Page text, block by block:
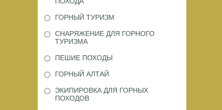
ГОРНЫЙ ТУРИЗМ
СНАРЯЖЕНИЕ ДЛЯ ГОРНОГО
ТУРИЗМА
ПЕШИЕ ПОХОДЫ
ГОРНЫЙ АЛТАЙ
ЭКИПИРОВКА ДЛЯ ГОРНЫХ
ПОХОДОВ